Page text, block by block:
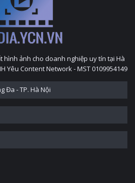
hình ảnh cho doanh nghiệp uy tín tại Hà
Yêu Content Network - MST 0109954149
Đa - TP. Hà Nội